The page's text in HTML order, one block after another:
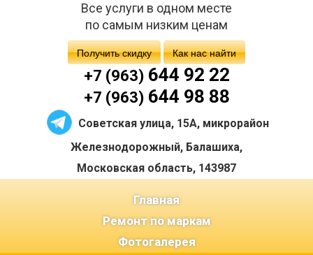
Все услуги в одном месте
по самым низким ценам
Получить скидку Как нас найти
+7 (963)644 92 22
+7 (963)644 98 88
Советская улица, 15А, микрорайон
Железнодорожный, Балашиха,
Московская область, 143987
Главная(current)
Ремонт по маркам
Фотогалерея